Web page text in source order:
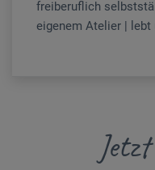
freiberuflich
eigenem Atelier | lebt